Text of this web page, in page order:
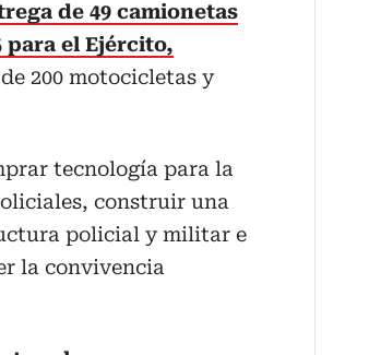
de 49 camionetas
para el Ejército,
200 motocicletas y
tecnología para la
construir una
policial y militar e
la convivencia